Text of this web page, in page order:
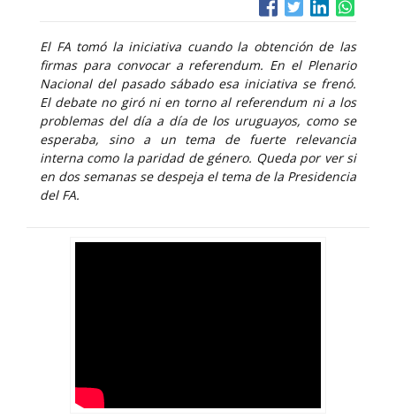
El FA tomó la iniciativa cuando la obtención de las
firmas para convocar a referendum. En el Plenario
Nacional del pasado sábado esa iniciativa se frenó.
El debate no giró ni en torno al referendum ni a los
problemas del día a día de los uruguayos, como se
esperaba, sino a un tema de fuerte relevancia
interna como la paridad de género. Queda por ver si
en dos semanas se despeja el tema de la Presidencia
del FA.